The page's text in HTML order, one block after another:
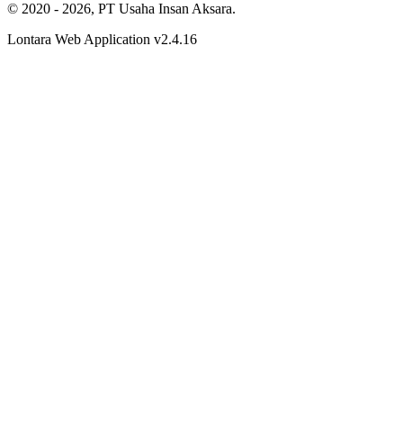
© 2020 - 2026, PT Usaha Insan Aksara.
Lontara Web Application v2.4.16